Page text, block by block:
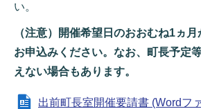
い。
（注意）開催希望日のおおむね1ヵ
お申込みください。なお、町長予定
えない場合もあります。
出前町長室開催要請書 (Wordフ